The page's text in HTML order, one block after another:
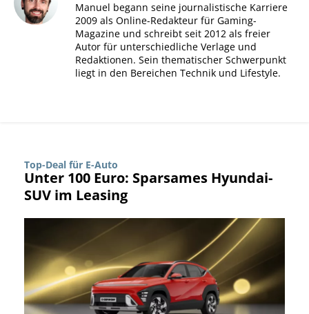
Manuel begann seine journalistische Karriere
2009 als Online-Redakteur für Gaming-
Magazine und schreibt seit 2012 als freier
Autor für unterschiedliche Verlage und
Redaktionen. Sein thematischer Schwerpunkt
liegt in den Bereichen Technik und Lifestyle.
Top-Deal für E-Auto
Unter 100 Euro: Sparsames Hyundai-
SUV im Leasing